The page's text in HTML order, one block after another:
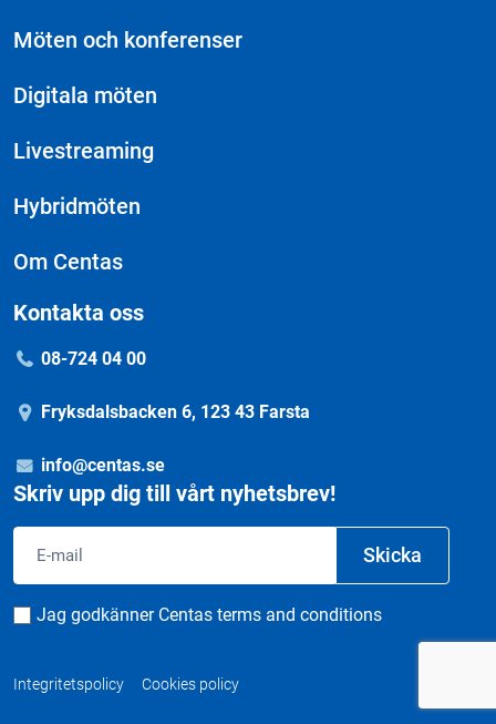
Möten och konferenser
Digitala möten
Livestreaming
Hybridmöten
Om Centas
Kontakta oss
08-724 04 00
Fryksdalsbacken 6, 123 43 Farsta
info@centas.se
Skriv upp dig till vårt nyhetsbrev!
Skicka
Consent
Jag godkänner Centas terms and conditions
Integritetspolicy Cookies policy